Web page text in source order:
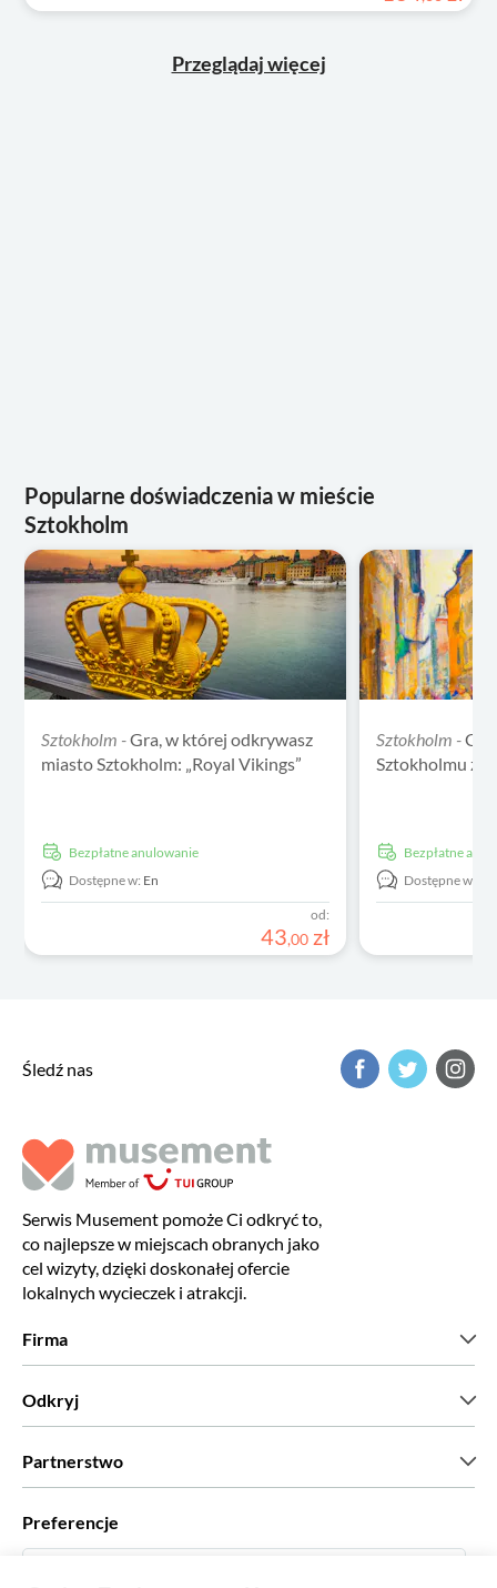
Przeglądaj więcej
Popularne doświadczenia w mieście
Sztokholm
Sztokholm -Gra, w której odkrywasz
miasto Sztokholm: „Royal Vikings”
Bezpłatne anulowanie
Dostępne w: En
od:
43,00 zł
Sztokholm -Gra
Sztokholmu z
Bezpłatne
Dostępne w:
Śledź nas
Serwis Musement pomoże Ci odkryć to,
co najlepsze w miejscach obranych jako
cel wizyty, dzięki doskonałej ofercie
lokalnych wycieczek i atrakcji.
Firma
Odkryj
Partnerstwo
Programy powiązane
Preferencje
Polski